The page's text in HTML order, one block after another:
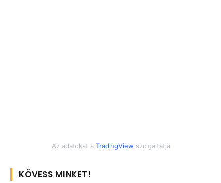
Az adatokat a TradingView szolgáltatja
KÖVESS MINKET!